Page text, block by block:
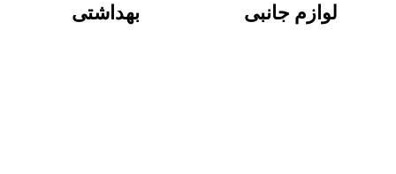
لوازم جانبی بهداشتی